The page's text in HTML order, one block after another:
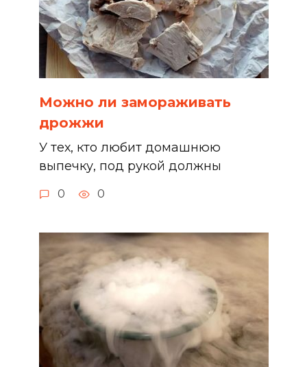
Можно ли замораживать
дрожжи
У тех, кто любит домашнюю
выпечку, под рукой должны
0 0